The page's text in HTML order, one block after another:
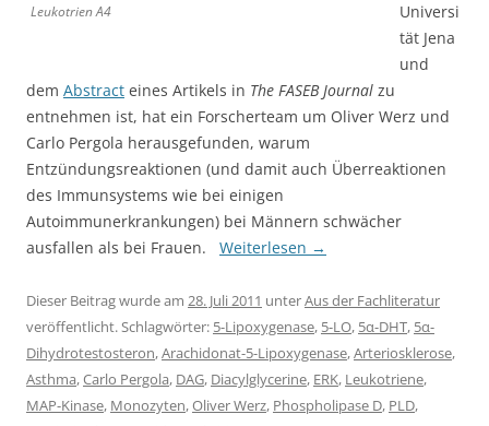
Leukotrien A4
Universi
tät Jena
und
dem Abstract eines Artikels in The FASEB Journal zu
entnehmen ist, hat ein Forscherteam um Oliver Werz und
Carlo Pergola herausgefunden, warum
Entzündungsreaktionen (und damit auch Überreaktionen
des Immunsystems wie bei einigen
Autoimmunerkrankungen) bei Männern schwächer
ausfallen als bei Frauen. Weiterlesen →
Dieser Beitrag wurde am 28. Juli 2011 unterAus der Fachliteratur
veröffentlicht. Schlagwörter: 5-Lipoxygenase, 5-LO, 5α-DHT, 5α-
Dihydrotestosteron,Arachidonat-5-Lipoxygenase,Arteriosklerose,
Asthma,Carlo Pergola, DAG, Diacylglycerine, ERK, Leukotriene,
MAP-Kinase, Monozyten,Oliver Werz, Phospholipase D, PLD,